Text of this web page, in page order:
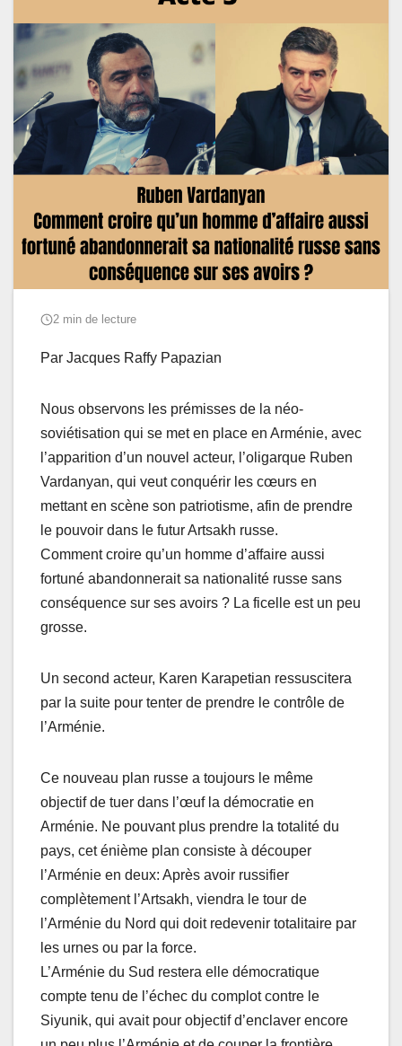
2 min de lecture
Par Jacques Raffy Papazian
Nous observons les prémisses de la néo-
soviétisation qui se met en place en Arménie, avec
l’apparition d’un nouvel acteur, l’oligarque Ruben
Vardanyan, qui veut conquérir les cœurs en
mettant en scène son patriotisme, afin de prendre
le pouvoir dans le futur Artsakh russe.
Comment croire qu’un homme d’affaire aussi
fortuné abandonnerait sa nationalité russe sans
conséquence sur ses avoirs ? La ficelle est un peu
grosse.
Un second acteur, Karen Karapetian ressuscitera
par la suite pour tenter de prendre le contrôle de
l’Arménie.
Ce nouveau plan russe a toujours le même
objectif de tuer dans l’œuf la démocratie en
Arménie. Ne pouvant plus prendre la totalité du
pays, cet énième plan consiste à découper
l’Arménie en deux: Après avoir russifier
complètement l’Artsakh, viendra le tour de
l’Arménie du Nord qui doit redevenir totalitaire par
les urnes ou par la force.
L’Arménie du Sud restera elle démocratique
compte tenu de l’échec du complot contre le
Siyunik, qui avait pour objectif d’enclaver encore